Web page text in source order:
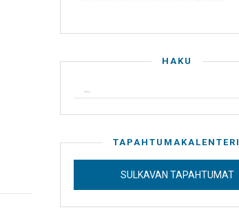
HAKU
TAPAHTUMAKALENTERI
SULKAVAN TAPAHTUMAT